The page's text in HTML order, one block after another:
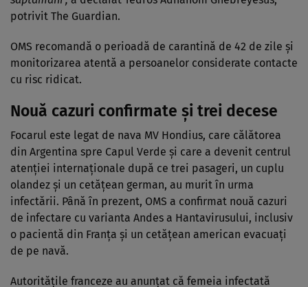
potrivit The Guardian.
OMS recomandă o perioadă de carantină de 42 de zile și
monitorizarea atentă a persoanelor considerate contacte
cu risc ridicat.
Nouă cazuri confirmate și trei decese
Focarul este legat de nava MV Hondius, care călătorea
din Argentina spre Capul Verde și care a devenit centrul
atenției internaționale după ce trei pasageri, un cuplu
olandez și un cetățean german, au murit în urma
infectării. Până în prezent, OMS a confirmat nouă cazuri
de infectare cu varianta Andes a Hantavirusului, inclusiv
o pacientă din Franța și un cetățean american evacuați
de pe navă.
Autoritățile franceze au anunțat că femeia infectată